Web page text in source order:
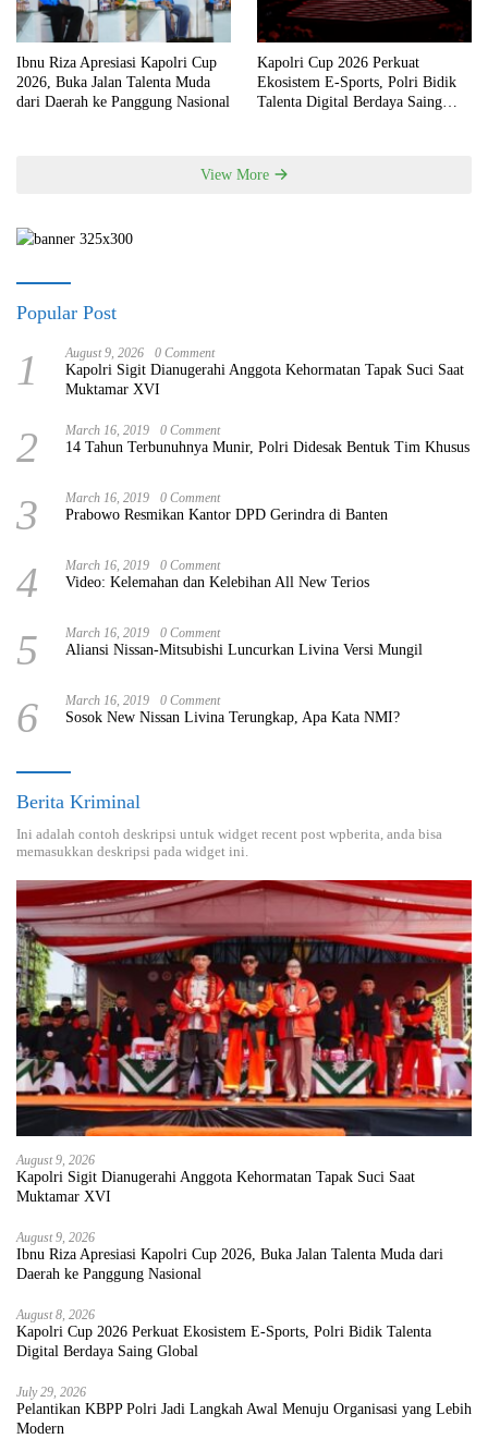
Ibnu Riza Apresiasi Kapolri Cup
2026, Buka Jalan Talenta Muda
dari Daerah ke Panggung Nasional
Kapolri Cup 2026 Perkuat
Ekosistem E-Sports, Polri Bidik
Talenta Digital Berdaya Saing
View More
Popular Post
1 August 9, 2026 0 Comment
Kapolri Sigit Dianugerahi Anggota Kehormatan Tapak Suci Saat
Muktamar XVI
2 March 16, 2019 0 Comment
14 Tahun Terbunuhnya Munir, Polri Didesak Bentuk Tim Khusus
3 March 16, 2019 0 Comment
Prabowo Resmikan Kantor DPD Gerindra di Banten
4 March 16, 2019 0 Comment
Video: Kelemahan dan Kelebihan All New Terios
5 March 16, 2019 0 Comment
Aliansi Nissan-Mitsubishi Luncurkan Livina Versi Mungil
6 March 16, 2019 0 Comment
Sosok New Nissan Livina Terungkap, Apa Kata NMI?
Berita Kriminal
Ini adalah contoh deskripsi untuk widget recent post wpberita, anda bisa
memasukkan deskripsi pada widget ini.
August 9, 2026
Kapolri Sigit Dianugerahi Anggota Kehormatan Tapak Suci Saat
Muktamar XVI
August 9, 2026
Ibnu Riza Apresiasi Kapolri Cup 2026, Buka Jalan Talenta Muda dari
Daerah ke Panggung Nasional
August 8, 2026
Kapolri Cup 2026 Perkuat Ekosistem E-Sports, Polri Bidik Talenta
Digital Berdaya Saing Global
July 29, 2026
Pelantikan KBPP Polri Jadi Langkah Awal Menuju Organisasi yang Lebih
Modern